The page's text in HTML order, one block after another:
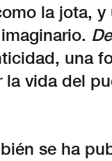
la jota,
una
vida del
se ha